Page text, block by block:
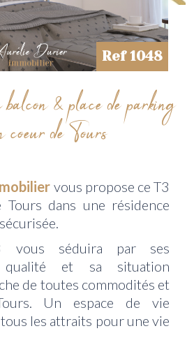
Ref 1048
& place de parking
coeur de Tours
vous propose ce T3
dans une résidence
vous séduira par ses
qualité et sa situation
de toutes commodités et
Un espace de vie
les attraits pour une vie